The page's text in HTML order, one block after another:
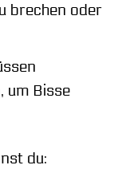
brechen oder
um Bisse
du: